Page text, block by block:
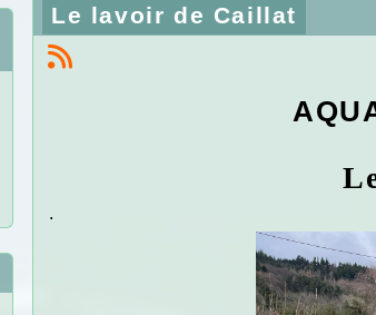
Le lavoir de Caillat
.